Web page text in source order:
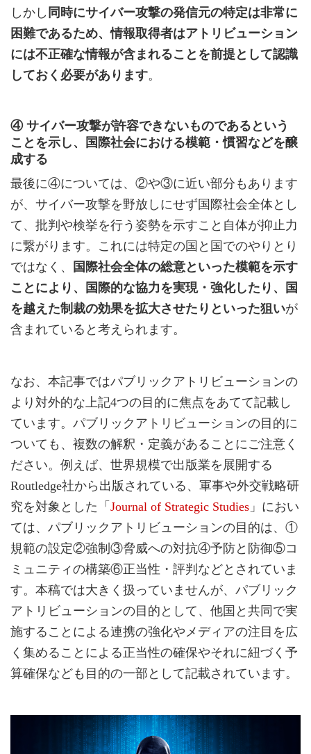
しかし 同時にサイバー攻撃の発信元の特定は非常に
困難であるため、情報取得者はアトリビューション
には不正確な情報が含まれることを前提として認識
しておく必要があります。
④ サイバー攻撃が許容できないものであるという
ことを示し、国際社会における模範・慣習などを醸
成する
最後に④については、②や③に近い部分もあります
が、サイバー攻撃を野放しにせず国際社会全体とし
て、批判や検挙を行う姿勢を示すこと自体が抑止力
に繋がります。これには特定の国と国でのやりとり
ではなく、
国際社会全体の総意といった模範を示す
ことにより、国際的な協力を実現・強化したり、国
を越えた制裁の効果を拡大させたりといった狙いが
含まれていると考えられます。
なお、本記事ではパブリックアトリビューションの
より対外的な上記4つの目的に焦点をあてて記載し
ています。パブリックアトリビューションの目的に
ついても、複数の解釈・定義があることにご注意く
ださい。例えば、世界規模で出版業を展開する
Routledge社から出版されている、軍事や外交戦略研
究を対象とした「 Journal of Strategic Studies 」におい
ては、パブリックアトリビューションの目的は、①
規範の設定②強制③脅威への対抗④予防と防御⑤コ
ミュニティの構築⑥正当性・評判などとされていま
す。本稿では大きく扱っていませんが、パブリック
アトリビューションの目的として、他国と共同で実
施することによる連携の強化やメディアの注目を広
く集めることによる正当性の確保やそれに紐づく予
算確保なども目的の一部として記載されています。